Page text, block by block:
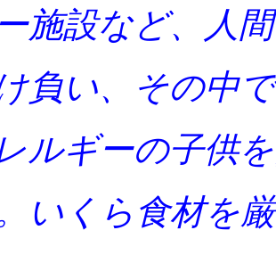
施設など、人
負い、その中
ルギーの子供
いくら食材を